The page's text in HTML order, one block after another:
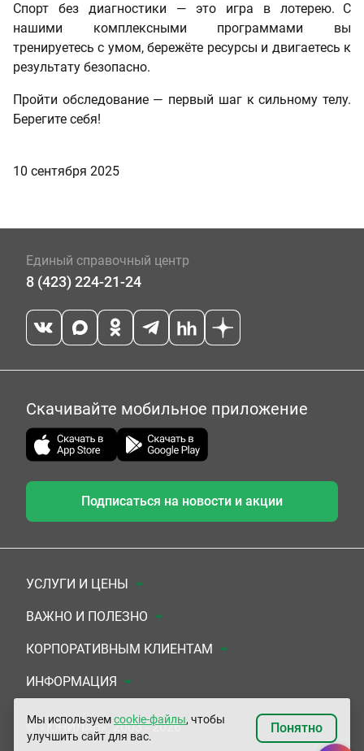
Спорт без диагностики — это игра в лотерею. С
нашими комплексными программами вы
тренируетесь с умом, бережёте ресурсы и двигаетесь к
результату безопасно.
Пройти обследование — первый шаг к сильному телу.
Берегите себя!
10 сентября 2025
Единый справочный центр
8 (423) 224-21-24
Скачивайте мобильное приложение
Подписаться на новости и акции
УСЛУГИ И ЦЕНЫ
Анализы
Комплексы
УЗИ
ЭКГ/Холтер/СМАД
Приемы врачей
ВАЖНО И ПОЛЕЗНО
Документы для заключения договора
Система скидок
Подарочные сертификаты
Сертификаты на комплексные программы
КОРПОРАТИВНЫМ КЛИЕНТАМ
Медицинским организациям
Прочим организациям
ИНФОРМАЦИЯ
О Компании
Контакты
© «ЮНИЛАБ», 2003 - 2026
Мы используемcookie-файлы, чтобы
улучшить сайт для вас.
Понятно